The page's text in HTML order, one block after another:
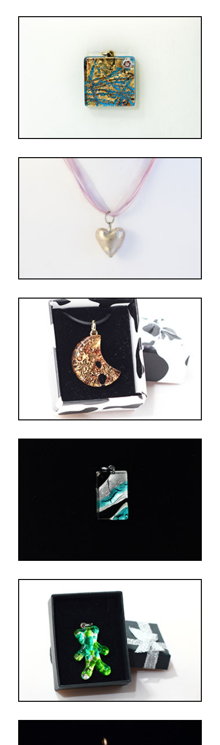
CÉLESTE ET AMBRE
24,00€
PENDENTIF AMORE ROSE
18,00€
PENDENTIF LUNE AMBRE ET NOIR
16,00€
PENDENTIF ELISA NOIR ET BLEU
TURQUOISE
19,00€
PENDENTIF OURSON VERT POMME ET
VERT MENTHE
16,00€